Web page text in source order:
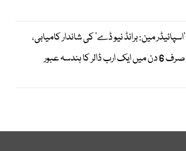
’اسپائیڈر مین: برانڈ نیو ڈے‘ کی شاندار کامیابی،
صرف 6 دن میں ایک ارب ڈالر کا ہندسہ عبور